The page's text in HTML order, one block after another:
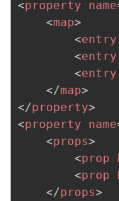
<property name
<map>
<entry
<entry
<entry
</map>
</property>
<property name
<props>
<prop
<prop
</props>